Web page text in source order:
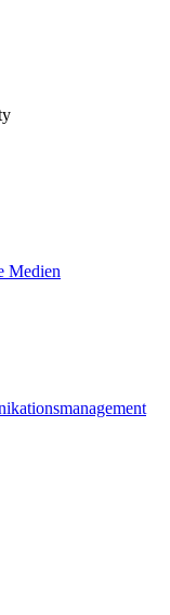
Medien